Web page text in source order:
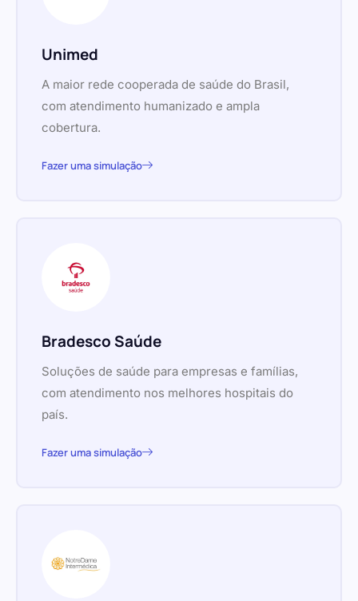
Unimed
A maior rede cooperada de saúde do Brasil,
com atendimento humanizado e ampla
cobertura.
Fazer uma simulação
Bradesco Saúde
Soluções de saúde para empresas e famílias,
com atendimento nos melhores hospitais do
país.
Fazer uma simulação